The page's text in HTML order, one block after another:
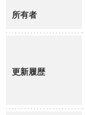
所有者
更新履歴